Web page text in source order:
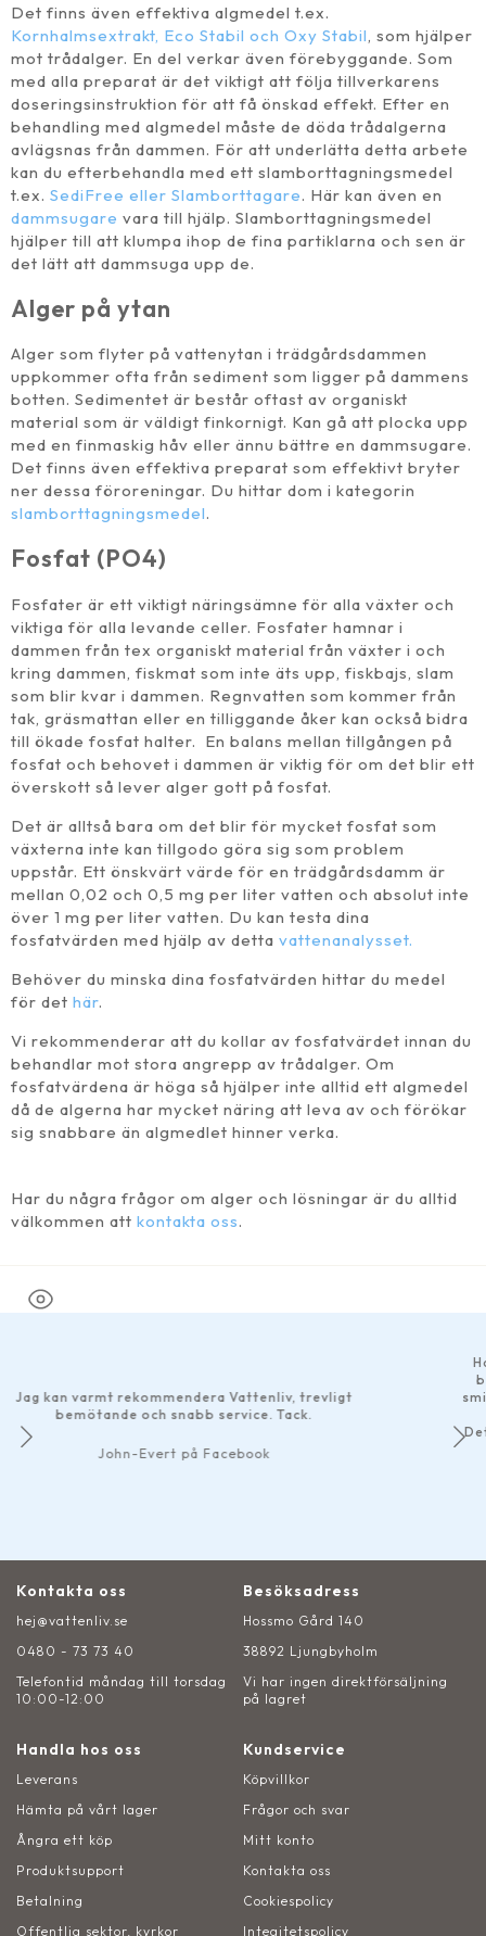
Det finns även effektiva algmedel t.ex.
Kornhalmsextrakt, Eco Stabil och Oxy Stabil , som hjälper
mot trådalger. En del verkar även förebyggande. Som
med alla preparat är det viktigt att följa tillverkarens
doseringsinstruktion för att få önskad effekt. Efter en
behandling med algmedel måste de döda trådalgerna
avlägsnas från dammen. För att underlätta detta arbete
kan du efterbehandla med ett slamborttagningsmedel
t.ex. SediFree eller Slamborttagare. Här kan även en
dammsugare vara till hjälp. Slamborttagningsmedel
hjälper till att klumpa ihop de fina partiklarna och sen är
det lätt att dammsuga upp de.
Alger på ytan
Alger som flyter på vattenytan i trädgårdsdammen
uppkommer ofta från sediment som ligger på dammens
botten. Sedimentet är består oftast av organiskt
material som är väldigt finkornigt. Kan gå att plocka upp
med en finmaskig håv eller ännu bättre en dammsugare.
Det finns även effektiva preparat som effektivt bryter
ner dessa föroreningar. Du hittar dom i kategorin
slamborttagningsmedel.
Fosfat (PO4)
Fosfater är ett viktigt näringsämne för alla växter och
viktiga för alla levande celler. Fosfater hamnar i
dammen från tex organiskt material från växter i och
kring dammen, fiskmat som inte äts upp, fiskbajs, slam
som blir kvar i dammen. Regnvatten som kommer från
tak, gräsmattan eller en tilliggande åker kan också bidra
till ökade fosfat halter. En balans mellan tillgången på
fosfat och behovet i dammen är viktig för om det blir ett
överskott så lever alger gott på fosfat.
Det är alltså bara om det blir för mycket fosfat som
växterna inte kan tillgodo göra sig som problem
uppstår. Ett önskvärt värde för en trädgårdsdamm är
mellan 0,02 och 0,5 mg per liter vatten och absolut inte
över 1 mg per liter vatten. Du kan testa dina
fosfatvärden med hjälp av detta vattenanalysset.
Behöver du minska dina fosfatvärden hittar du medel
för det här.
Vi rekommenderar att du kollar av fosfatvärdet innan du
behandlar mot stora angrepp av trådalger. Om
fosfatvärdena är höga så hjälper inte alltid ett algmedel
då de algerna har mycket näring att leva av och förökar
sig snabbare än algmedlet hinner verka.
Har du några frågor om alger och lösningar är du alltid
välkommen att kontakta oss.
Har gjort ett par beställningar och det har
bra som helst. Bra produktbeskrivningar på
smidiga betalningsalternativ tillgängliga och
har skickats omgående.
Det märks att de som driver företaget är
Kontakta oss
hej@vattenliv.se
0480 - 73 73 40
Telefontid måndag till torsdag
10:00-12:00
Besöksadress
Hossmo Gård 140
38892 Ljungbyholm
Vi har ingen direktförsäljning
på lagret
Handla hos oss
Leverans
Hämta på vårt lager
Ångra ett köp
Produktsupport
Betalning
Offentlig sektor, kyrkor
Kundservice
Köpvillkor
Frågor och svar
Mitt konto
Kontakta oss
Cookiespolicy
Integitetspolicy